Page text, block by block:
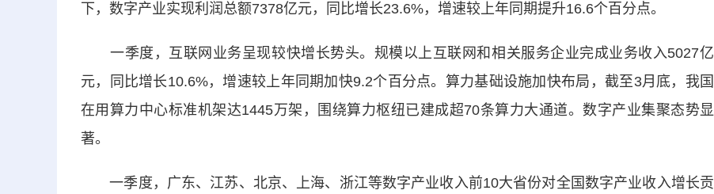
下，数字产业实现利润总额7378亿元，同比增长23.6%，增速较上年同期提升16.6个百分点。
一季度，互联网业务呈现较快增长势头。规模以上互联网和相关服务企业完成业务收入5027亿
元，同比增长10.6%，增速较上年同期加快9.2个百分点。算力基础设施加快布局，截至3月底，我国
在用算力中心标准机架达1445万架，围绕算力枢纽已建成超70条算力大通道。数字产业集聚态势显
著。
一季度，广东、江苏、北京、上海、浙江等数字产业收入前10大省份对全国数字产业收入增长贡